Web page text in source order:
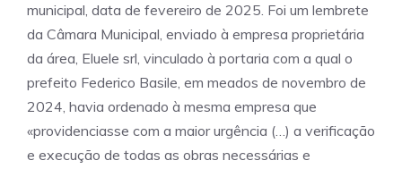
municipal, data de fevereiro de 2025. Foi um lembrete
da Câmara Municipal, enviado à empresa proprietária
da área, Eluele srl, vinculado à portaria com a qual o
prefeito Federico Basile, em meados de novembro de
2024, havia ordenado à mesma empresa que
«providenciasse com a maior urgência (…) a verificação
e execução de todas as obras necessárias e